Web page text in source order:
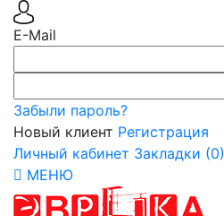
E-Mail
Забыли пароль?
Новый клиент Регистрация
Личный кабинет Закладки (0)
МЕНЮ